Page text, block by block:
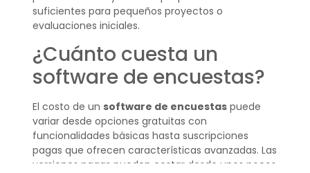
suficientes para pequeños proyectos o
evaluaciones iniciales.
¿Cuánto cuesta un
software de encuestas?
El costo de un software de encuestaspuede
variar desde opciones gratuitas con
funcionalidades básicas hasta suscripciones
pagas que ofrecen características avanzadas. Las
versiones pagas pueden costar desde unos pocos